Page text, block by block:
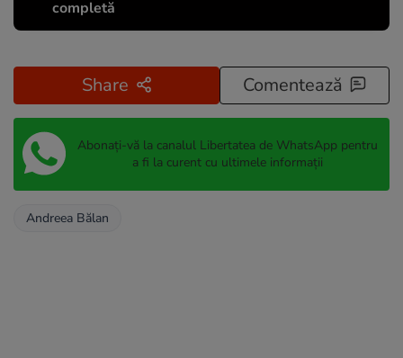
completă
Share Comentează
Abonați-vă la canalul Libertatea de WhatsApp pentru
a fi la curent cu ultimele informații
Andreea Bălan